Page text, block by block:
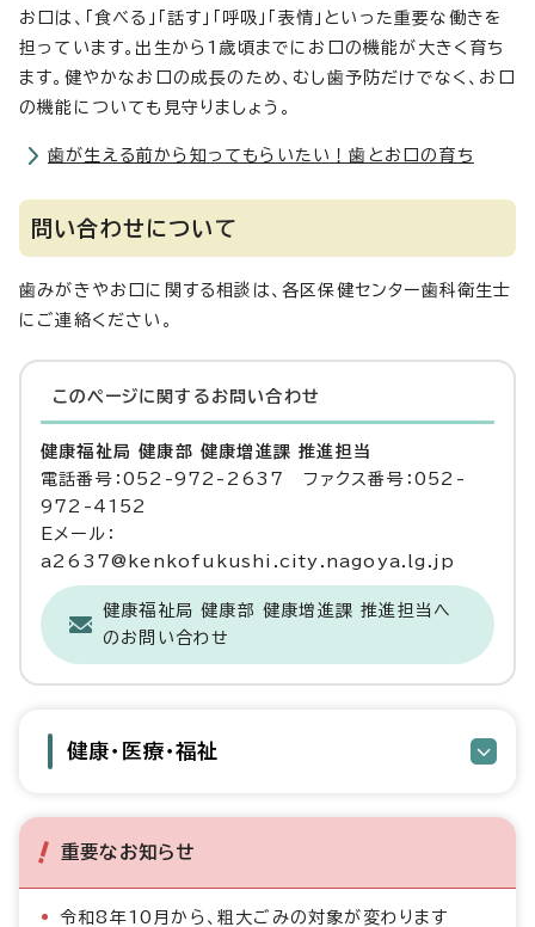
お口は、「食べる」「話す」「呼吸」「表情」といった重要な働きを
担っています。出生から1歳頃までにお口の機能が大きく育ち
ます。健やかなお口の成長のため、むし歯予防だけでなく、お口
の機能についても見守りましょう。
歯が生える前から知ってもらいたい！歯とお口の育ち
問い合わせについて
歯みがきやお口に関する相談は、各区保健センター歯科衛生士
にご連絡ください。
このページに関する お問い合わせ
健康福祉局 健康部 健康増進課 推進担当
電話番号：052-972-2637 ファクス番号：052-
972-4152
Eメール：
a2637@kenkofukushi.city.nagoya.lg.jp
健康福祉局 健康部 健康増進課 推進担当へ
のお問い合わせ
健康・医療・福祉
重要なお知らせ
令和8年10月から、粗大ごみの対象が変わります